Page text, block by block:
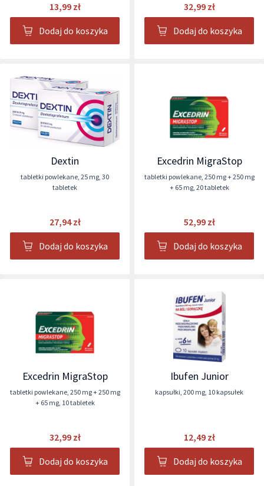
13,99 zł
Dodaj do koszyka
32,99 zł
Dodaj do koszyka
Dextin
tabletki powlekane, 25 mg, 30
tabletek
27,94 zł
Dodaj do koszyka
Excedrin MigraStop
tabletki powlekane, 250 mg + 250 mg
+ 65 mg, 20 tabletek
52,99 zł
Dodaj do koszyka
Excedrin MigraStop
tabletki powlekane, 250 mg + 250 mg
+ 65 mg, 10 tabletek
32,99 zł
Dodaj do koszyka
Ibufen Junior
kapsułki, 200 mg, 10 kapsułek
12,49 zł
Dodaj do koszyka